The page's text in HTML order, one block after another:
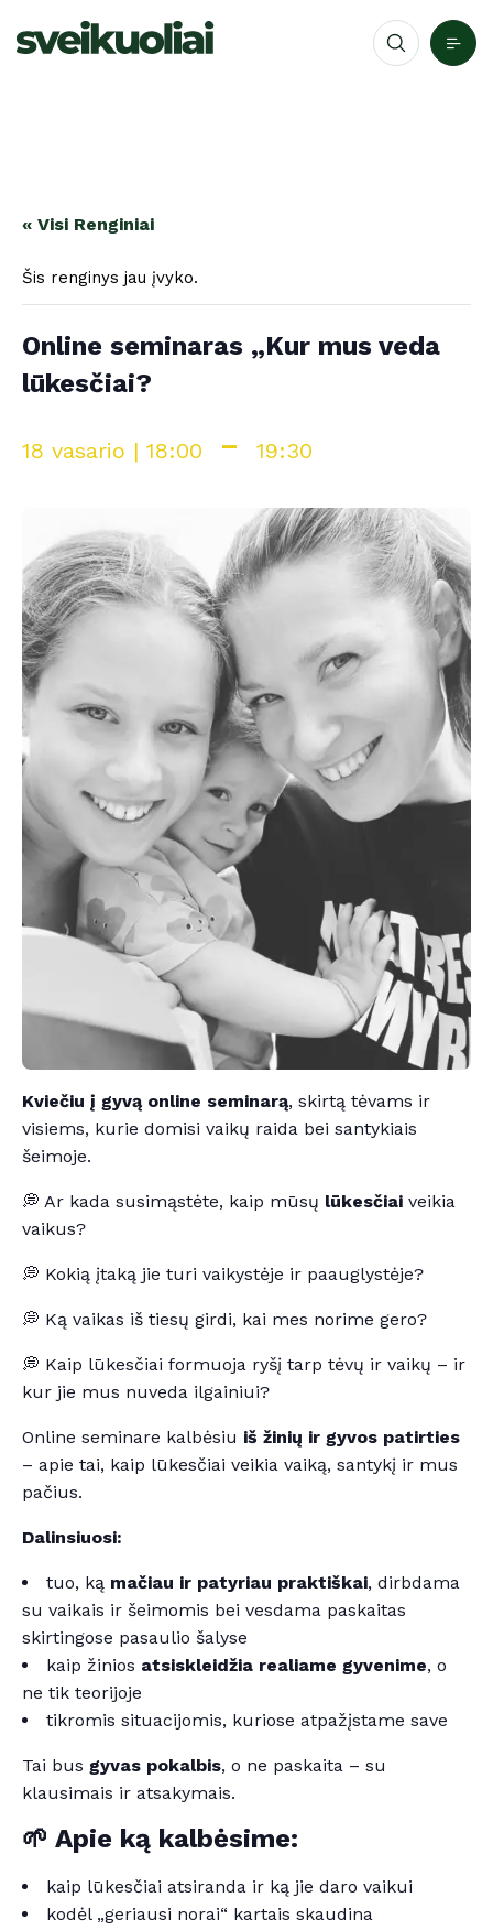
« Visi Renginiai
Šis renginys jau įvyko.
Online seminaras „Kur mus veda
lūkesčiai?
18 vasario | 18:00 - 19:30
Kviečiu į gyvą online seminarą, skirtą tėvams ir
visiems, kurie domisi vaikų raida bei santykiais
šeimoje.
💭 Ar kada susimąstėte, kaip mūsų lūkesčiai veikia
vaikus?
💭 Kokią įtaką jie turi vaikystėje ir paauglystėje?
💭 Ką vaikas iš tiesų girdi, kai mes norime gero?
💭 Kaip lūkesčiai formuoja ryšį tarp tėvų ir vaikų – ir
kur jie mus nuveda ilgainiui?
Online seminare kalbėsiu iš žinių ir gyvos patirties
– apie tai, kaip lūkesčiai veikia vaiką, santykį ir mus
pačius.
Dalinsiuosi:
tuo, ką mačiau ir patyriau praktiškai, dirbdama
su vaikais ir šeimomis bei vesdama paskaitas
skirtingose pasaulio šalyse
kaip žinios atsiskleidžia realiame gyvenime, o
ne tik teorijoje
tikromis situacijomis, kuriose atpažįstame save
Tai bus gyvas pokalbis, o ne paskaita – su
klausimais ir atsakymais.
🌱 Apie ką kalbėsime:
kaip lūkesčiai atsiranda ir ką jie daro vaikui
kodėl „geriausi norai“ kartais skaudina